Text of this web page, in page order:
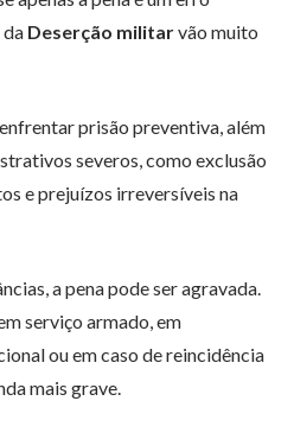
da Deserção militarvão muito
prisão preventiva, além
severos, como exclusão
e prejuízos irreversíveis na
a pena pode ser agravada.
serviço armado, em
ou em caso de reincidência
mais grave.